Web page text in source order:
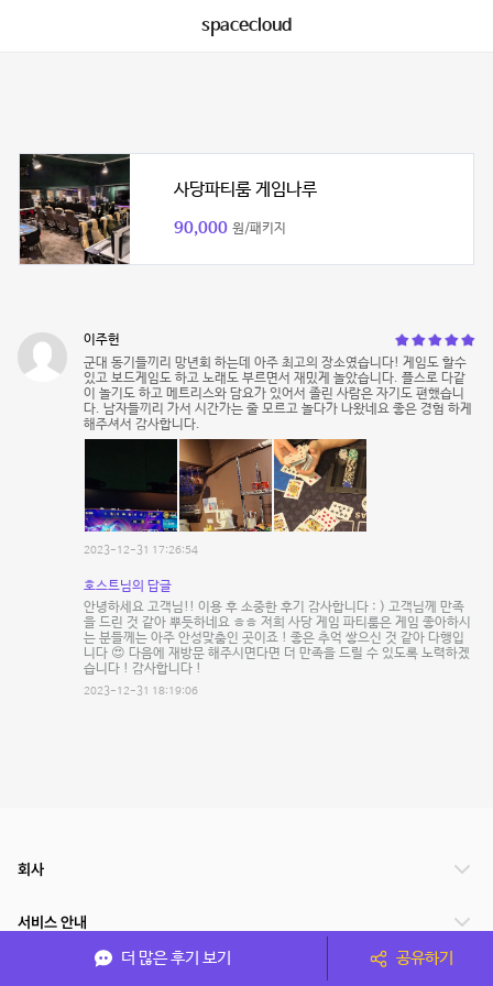
spacecloud
사당파티룸 게임나루
90,000 원/패키지
이주헌
군대 동기들끼리 망년회 하는데 아주 최고의 장소였습니다! 게임도 할수
있고 보드게임도 하고 노래도 부르면서 재밌게 놀았습니다. 플스로 다같
이 놀기도 하고 메트리스와 담요가 있어서 졸린 사람은 자기도 편했습니
다. 남자들끼리 가서 시간가는 줄 모르고 놀다가 나왔네요 좋은 경험 하게
해주셔서 감사합니다.
2023-12-31 17:26:54
호스트님의 답글
안녕하세요 고객님!! 이용 후 소중한 후기 감사합니다 : ) 고객님께 만족
을 드린 것 같아 뿌듯하네요 ㅎㅎ 저희 사당 게임 파티룸은 게임 좋아하시
는 분들께는 아주 안성맞춤인 곳이죠 ! 좋은 추억 쌓으신 것 같아 다행입
니다 😍 다음에 재방문 해주시면다면 더 만족을 드릴 수 있도록 노력하겠
습니다 ! 감사합니다 !
2023-12-31 18:19:06
더 많은 후기 보기 공유하기
회사
서비스 안내